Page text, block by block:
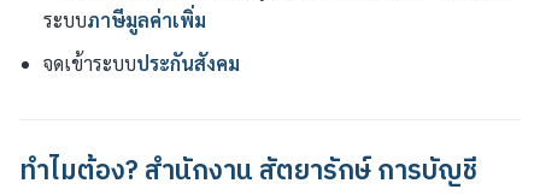
ระบบภาษีมูลค่าเพิ่ม
จดเข้าระบบประกันสังคม
ทำไมต้อง? สำนักงาน สัตยารักษ์ การบัญชี